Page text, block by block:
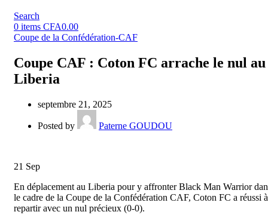
Search
0 items CFA0.00
Coupe de la Confédération-CAF
Coupe CAF : Coton FC arrache le nul au
Liberia
septembre 21, 2025
Posted by Paterne GOUDOU
21 Sep
En déplacement au Liberia pour y affronter Black Man Warrior
le cadre de la Coupe de la Confédération CAF, Coton FC a réussi à
repartir avec un nul précieux (0-0).